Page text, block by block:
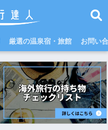
厳選の温泉宿・旅館 お問い